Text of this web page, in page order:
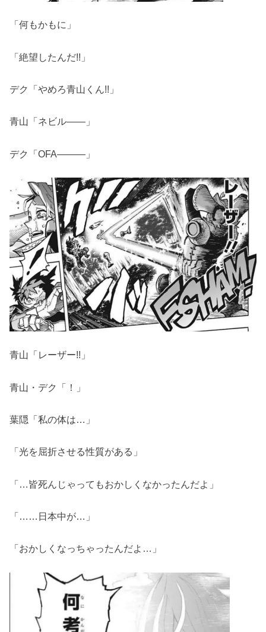
「何もかもに」
「絶望したんだ!!」
デク「やめろ青山くん!!」
青山「ネビル――」
デク「OFA―――」
青山「レーザー!!」
青山・デク「！」
葉隠「私の体は…」
「光を屈折させる性質がある」
「…皆死んじゃってもおかしくなかったんだよ」
「……日本中が…」
「おかしくなっちゃったんだよ…」